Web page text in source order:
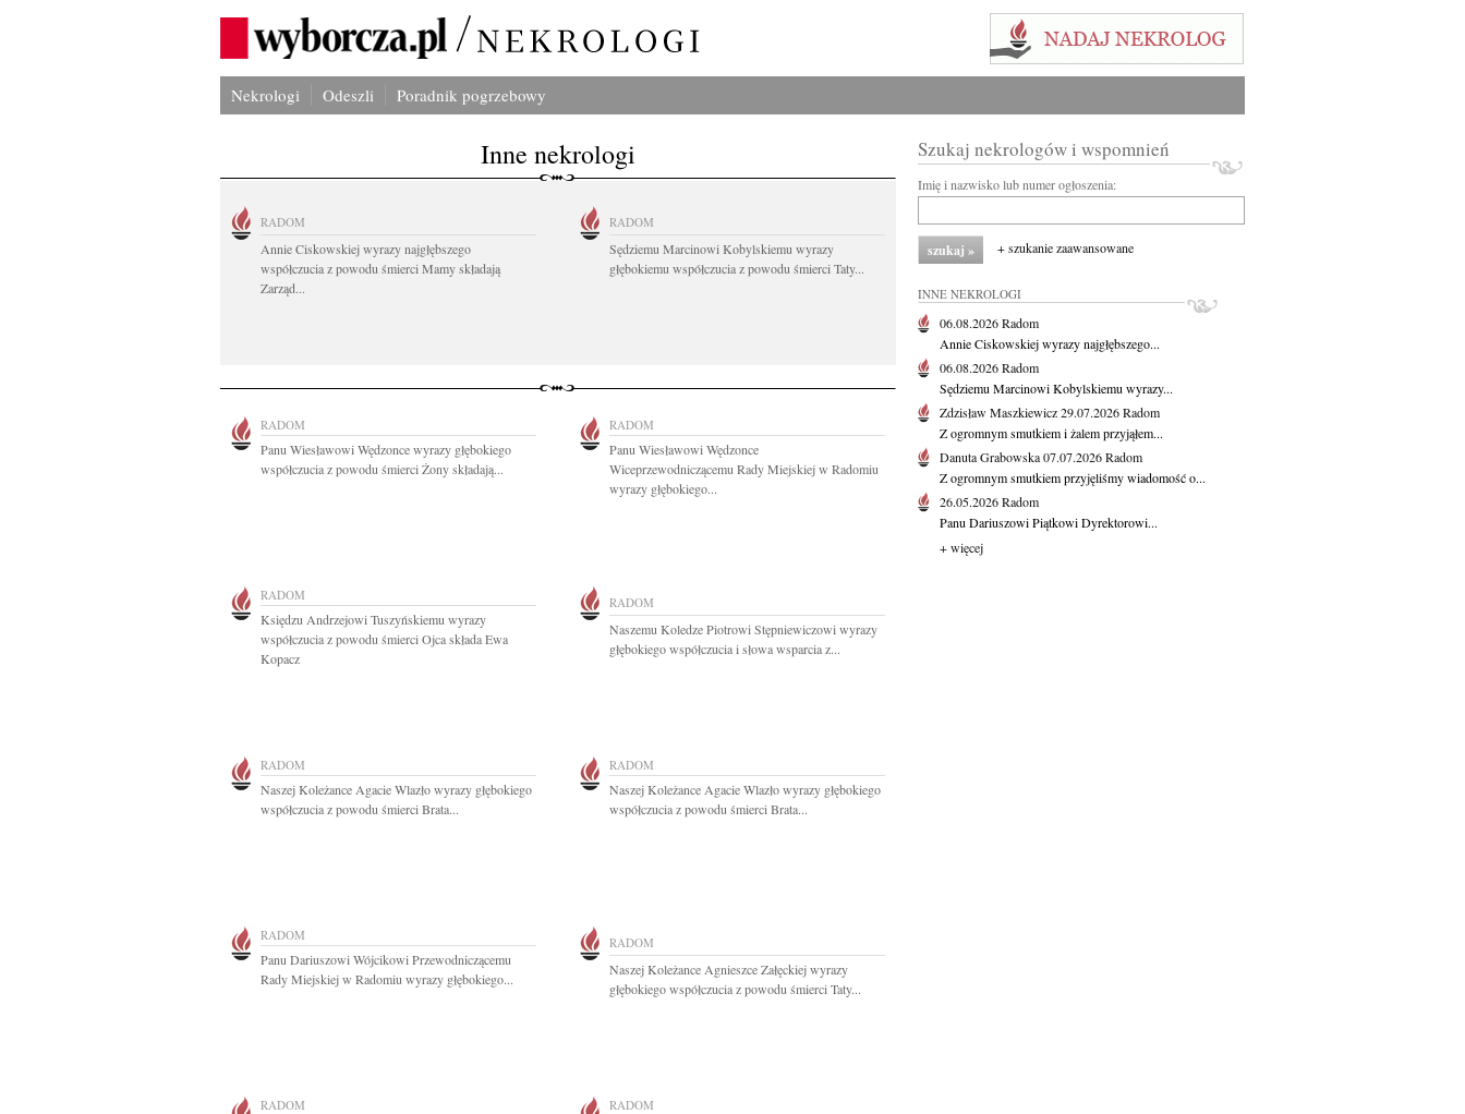
Nekrologi Odeszli Poradnik pogrzebowy
Inne nekrologi
RADOM
Annie Ciskowskiej wyrazy najgłębszego
współczucia z powodu śmierci Mamy składają
Zarząd...
RADOM
Sędziemu Marcinowi Kobylskiemu wyrazy
głębokiemu współczucia z powodu śmierci Taty...
RADOM
Panu Wiesławowi Wędzonce wyrazy głębokiego
współczucia z powodu śmierci Żony składają...
RADOM
Panu Wiesławowi Wędzonce
Wiceprzewodniczącemu Rady Miejskiej w Radomiu
wyrazy głębokiego...
RADOM
Księdzu Andrzejowi Tuszyńskiemu wyrazy
współczucia z powodu śmierci Ojca składa Ewa
Kopacz
RADOM
Naszemu Koledze Piotrowi Stępniewiczowi wyrazy
głębokiego współczucia i słowa wsparcia z...
RADOM
Naszej Koleżance Agacie Wlazło wyrazy głębokiego
współczucia z powodu śmierci Brata...
RADOM
Naszej Koleżance Agacie Wlazło wyrazy głębokiego
współczucia z powodu śmierci Brata...
RADOM
Panu Dariuszowi Wójcikowi Przewodniczącemu
Rady Miejskiej w Radomiu wyrazy głębokiego...
RADOM
Naszej Koleżance Agnieszce Załęckiej wyrazy
głębokiego współczucia z powodu śmierci Taty...
RADOM RADOM
Szukaj nekrologów i wspomnień
Imię i nazwisko lub numer ogłoszenia:
+ szukanie zaawansowane
INNE NEKROLOGI
06.08.2026Radom
Annie Ciskowskiej wyrazy najgłębszego...
06.08.2026Radom
Sędziemu Marcinowi Kobylskiemu wyrazy...
Zdzisław Maszkiewicz29.07.2026Radom
Z ogromnym smutkiem i żalem przyjąłem...
Danuta Grabowska07.07.2026Radom
Z ogromnym smutkiem przyjęliśmy wiadomość o...
26.05.2026Radom
Panu Dariuszowi Piątkowi Dyrektorowi...
+ więcej